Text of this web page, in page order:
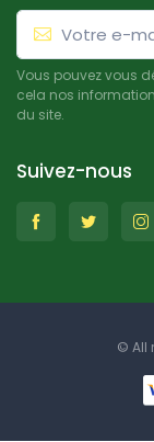
Vous pouvez vous
cela nos
du site.
Suivez-nous
© All